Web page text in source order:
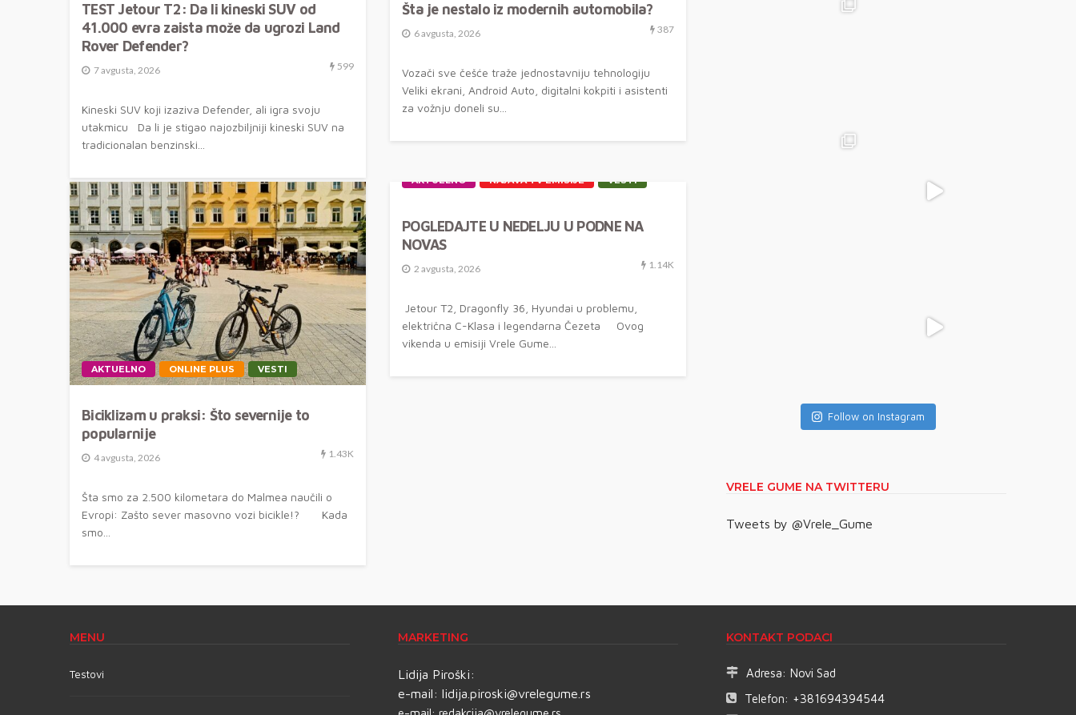
TEST Jetour T2: Da li kineski SUV od
41.000 evra zaista može da ugrozi Land
Rover Defender?
7 avgusta, 2026 599
Kineski SUV koji izaziva Defender, ali igra svoju
utakmicu Da li je stigao najozbiljniji kineski SUV na
tradicionalan benzinski...
Šta je nestalo iz modernih automobila?
6 avgusta, 2026 387
Vozači sve češće traže jednostavniju tehnologiju
Veliki ekrani, Android Auto, digitalni kokpiti i asistenti
za vožnju doneli su...
AKTUELNO ONLINE PLUS VESTI
Biciklizam u praksi: Što severnije to
popularnije
4 avgusta, 2026 1.43K
Šta smo za 2.500 kilometara do Malmea naučili o
Evropi: Zašto sever masovno vozi bicikle!? Kada
smo...
AKTUELNO NAJAVA TV EMISIJE VESTI
POGLEDAJTE U NEDELJU U PODNE NA
NOVAS
2 avgusta, 2026 1.14K
Jetour T2, Dragonfly 36, Hyundai u problemu,
električna C-Klasa i legendarna Čezeta Ovog
vikenda u emisiji Vrele Gume...
Follow on Instagram
VRELE GUME NA TWITTERU
Tweets by @Vrele_Gume
MENU
Testovi
MARKETING
Lidija Piroški:
e-mail: lidija.piroski@vrelegume.rs
KONTAKT PODACI
Adresa: Novi Sad
Telefon: +381694394544